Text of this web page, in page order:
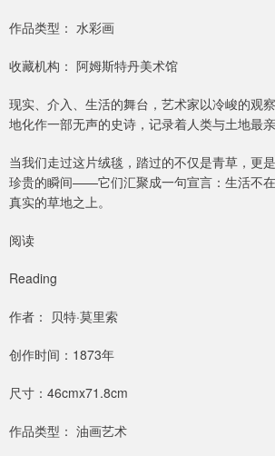
作品类型： 水彩画
收藏机构： 阿姆斯特丹美术馆
现实、介入、生活的舞台，艺术家以冷峻的观
地化作一部无声的史诗，记录着人类与土地最亲
当我们走过这片绒毯，踏过的不仅是青草，更
珍贵的瞬间——它们汇聚成一句宣言：生活不
真实的草地之上。
阅读
Reading
作者： 贝特·莫里索
创作时间：1873年
尺寸：46cmx71.8cm
作品类型： 油画艺术